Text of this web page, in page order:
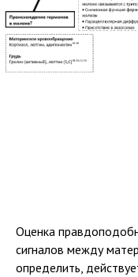
Оценка
сигналов между
определить,